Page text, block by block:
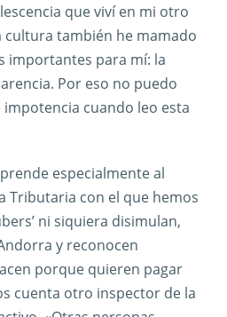
que viví en mi otro
cultura también he mamado
importantes para mí: la
Por eso no puedo
cuando leo esta
especialmente al
Tributaria con el que hemos
ni siquiera disimulan,
y reconocen
porque quieren pagar
cuenta otro inspector de la